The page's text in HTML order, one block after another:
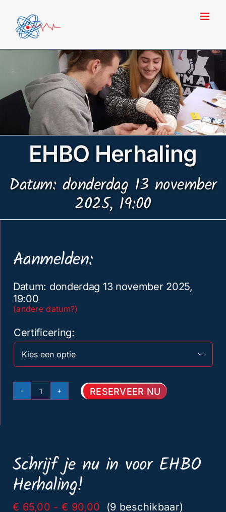
naar
inhoud
EHBO Herhaling
Datum: donderdag 13 november
2025, 19:00
Schrijf je nu in voor EHBO
Herhaling!
€ 65,00 - € 90,00 Prijsklasse:
(9 beschikbaar)
Aanmelden:
Datum: donderdag 13 november 2025,
19:00
(andere datum?)
Certificering

Herhaling
13
nov
aantal
RESERVEER NU